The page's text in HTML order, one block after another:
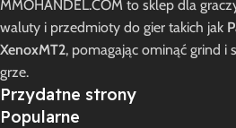
MMOHANDEL.COM to sklep dla
waluty i przedmioty do gier takich jak
XenoxMT2, pomagając ominąć grind i
grze.
Przydatne strony
Popularne